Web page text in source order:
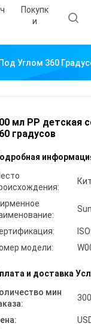
Покупк
И
Углом 360
мл PP детская
градусов
модели:
и доставка
мин